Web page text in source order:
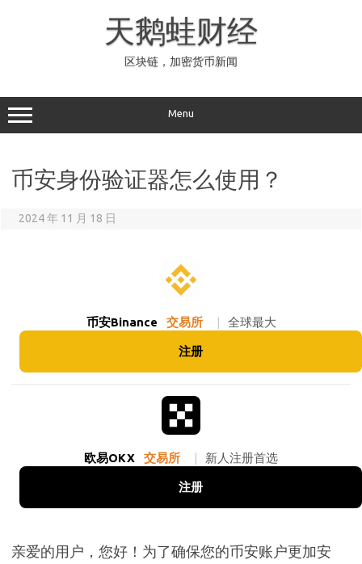
天鹅蛙财经
区块链，加密货币新闻
Menu
币安身份验证器怎么使用？
2024 年 11 月 18 日
币安Binance 交易所 | 全球最大
注册
欧易OKX 交易所 | 新人注册首选
注册
亲爱的用户，您好！为了确保您的币安账户更加安